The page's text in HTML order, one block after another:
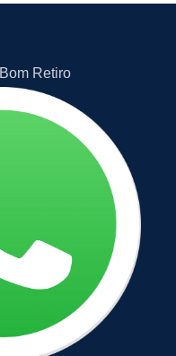
Retiro
67